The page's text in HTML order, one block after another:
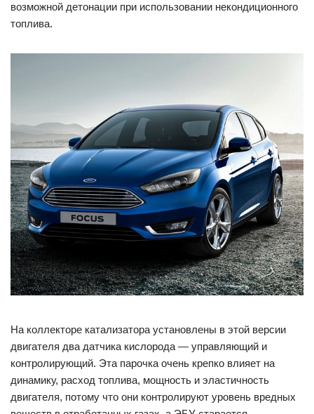
возможной детонации при использовании некондиционного
топлива.
На коллекторе катализатора установлены в этой версии
двигателя два датчика кислорода — управляющий и
контролирующий. Эта парочка очень крепко влияет на
динамику, расход топлива, мощность и эластичность
двигателя, потому что они контролируют уровень вредных